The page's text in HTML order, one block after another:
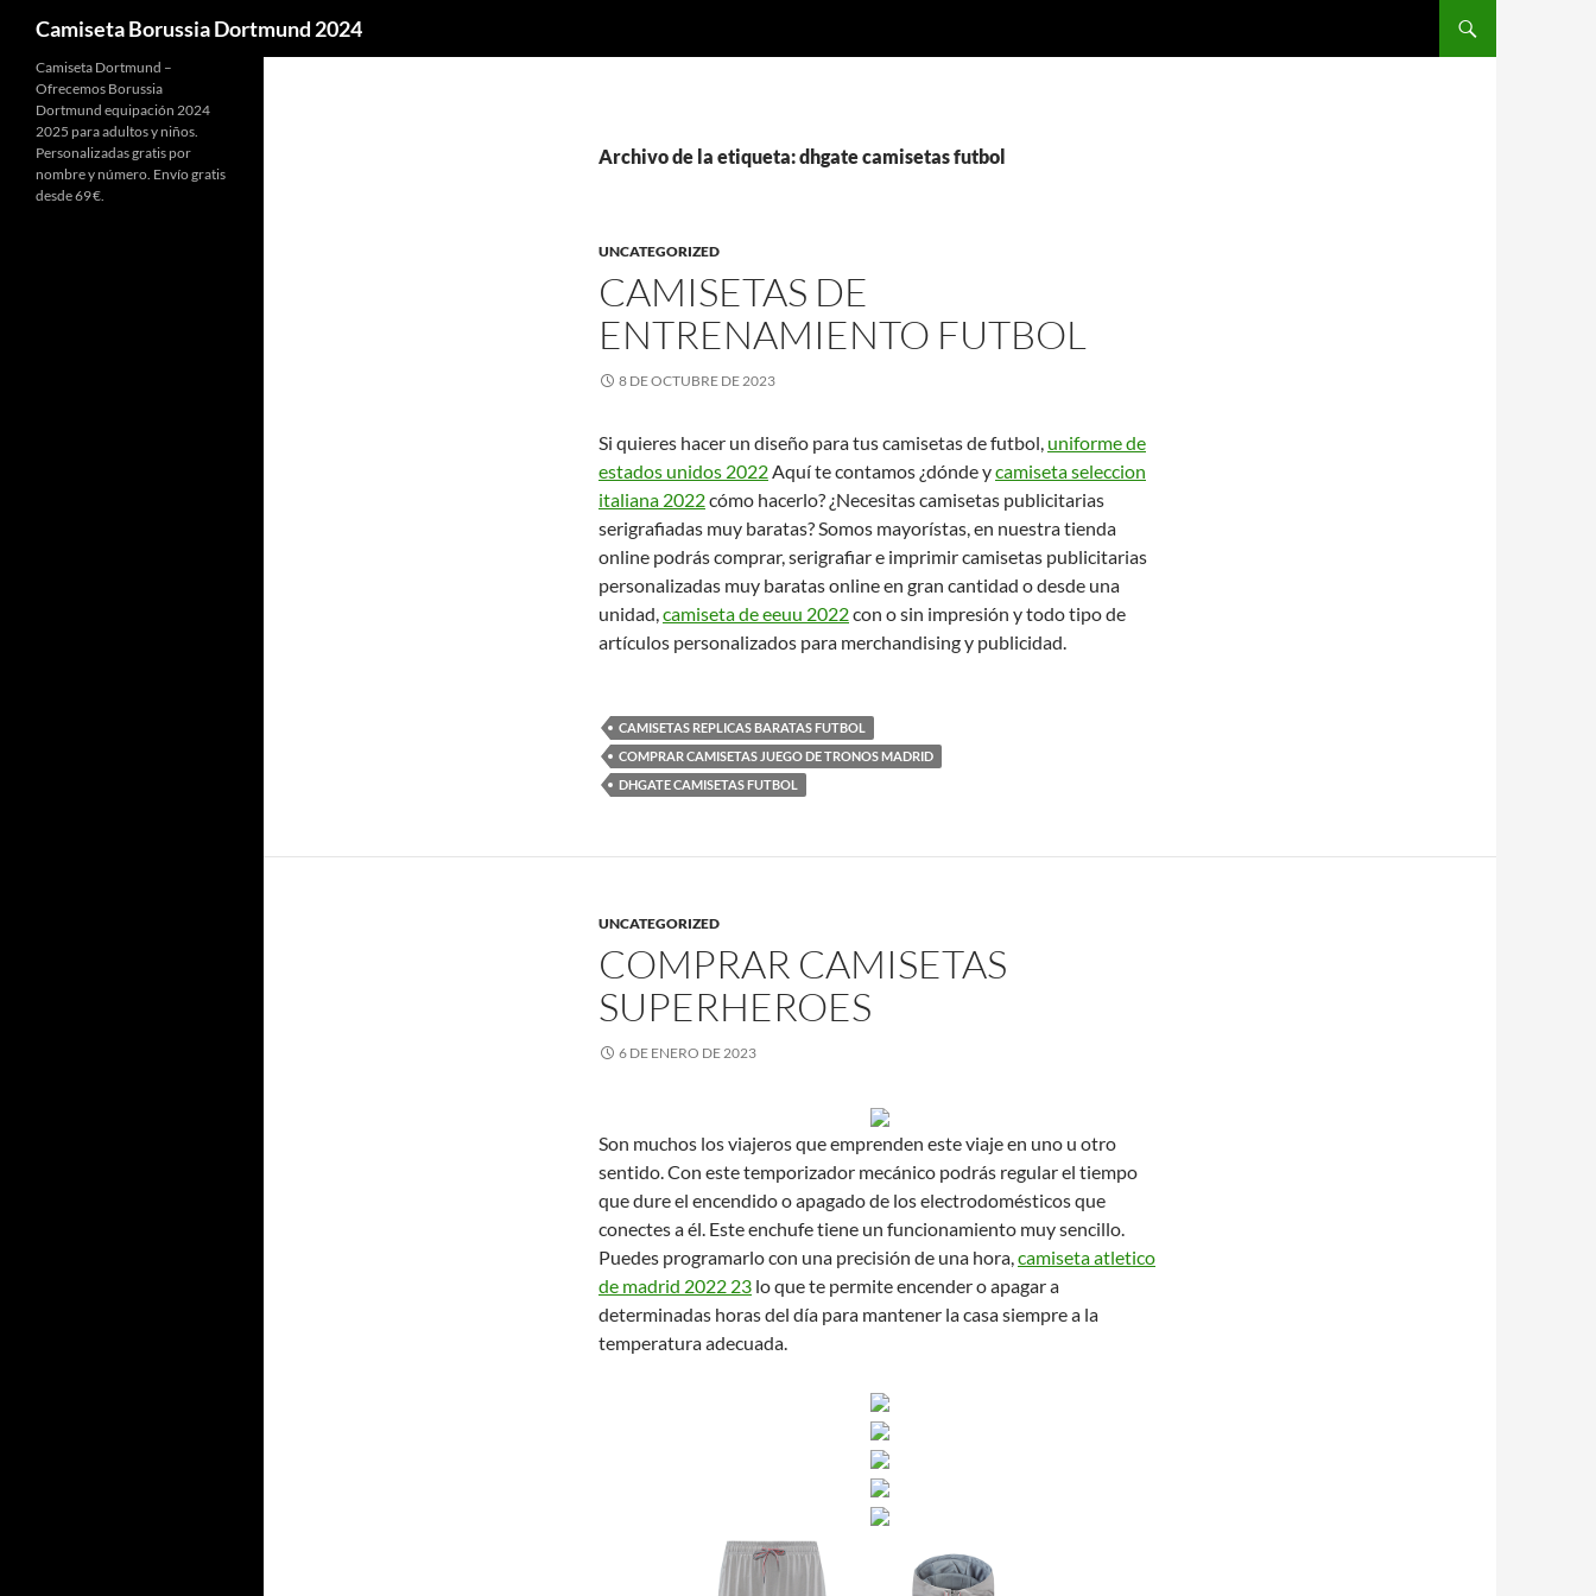
Camiseta Borussia Dortmund 2024
Archivo de la etiqueta: dhgate camisetas futbol
UNCATEGORIZED
CAMISETAS DE
ENTRENAMIENTO FUTBOL
8 DE OCTUBRE DE 2023
Si quieres hacer un diseño para tus camisetas de futbol, uniforme de
estados unidos 2022Aquí te contamos ¿dónde ycamiseta seleccion
italiana 2022cómo hacerlo? ¿Necesitas camisetas publicitarias
serigrafiadas muy baratas? Somos mayorístas, en nuestra tienda
online podrás comprar, serigrafiar e imprimir camisetas publicitarias
personalizadas muy baratas online en gran cantidad o desde una
unidad,camiseta de eeuu 2022con o sin impresión y todo tipo de
artículos personalizados para merchandising y publicidad.
CAMISETAS REPLICAS BARATAS FUTBOL
COMPRAR CAMISETAS JUEGO DE TRONOS MADRID
DHGATE CAMISETAS FUTBOL
UNCATEGORIZED
COMPRAR CAMISETAS
SUPERHEROES
6 DE ENERO DE 2023
Son muchos los viajeros que emprenden este viaje en uno u otro
sentido. Con este temporizador mecánico podrás regular el tiempo
que dure el encendido o apagado de los electrodomésticos que
conectes a él. Este enchufe tiene un funcionamiento muy sencillo.
Puedes programarlo con una precisión de una hora,camiseta atletico
de madrid 2022 23 lo que te permite encender o apagar a
determinadas horas del día para mantener la casa siempre a la
temperatura adecuada.
Camiseta Dortmund –
Ofrecemos Borussia
Dortmund equipación 2024
2025 para adultos y niños.
Personalizadas gratis por
nombre y número. Envío gratis
desde 69 €.